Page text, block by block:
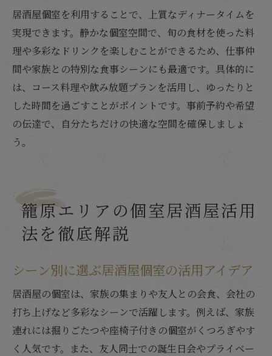
居酒屋個室を利用することで、上質なディナータイムを
実現できます。静かな個室空間で、旬の食材を使った料
理や多彩なドリンクを楽しむことができるため、仕事仲
間や家族との特別な食事シーンにも最適です。具体的に
は、コース料理や飲み放題プランを活用し、ゆったりと
した時間を過ごすことがポイントです。事前予約や希望
の伝達で、自分たちだけの快適な空間を確保しましょ
う。
籠原エリアの個室居酒屋活用
法を徹底解説
シーン別に選ぶ居酒屋個室の活用アイデア
居酒屋の個室は、家族の集まりや友人との会食、会社の
打ち上げなど多彩なシーンで活躍します。例えば、家族
連れには掘りごたつや座椅子付きの個室がくつろぎやす
く人気です。また、友人同士での誕生日会やプライベー